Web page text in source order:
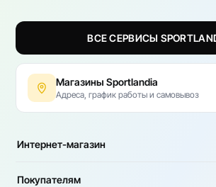
ВСЕ СЕРВИСЫ
Магазины Sportlandia
Адреса, график работы и самовывоз
Интернет-магазин
Покупателям